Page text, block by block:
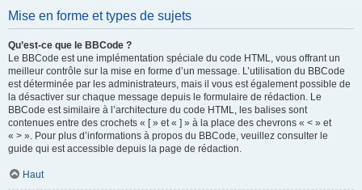
Mise en forme et types de sujets
Qu’est-ce que le BBCode ?
Le BBCode est une implémentation spéciale du code HTML, vous offrant un
meilleur contrôle sur la mise en forme d’un message. L’utilisation du BBCode
est déterminée par les administrateurs, mais il vous est également possible de
la désactiver sur chaque message depuis le formulaire de rédaction. Le
BBCode est similaire à l’architecture du code HTML, les balises sont
contenues entre des crochets « [ » et « ] » à la place des chevrons « < » et
« > ». Pour plus d’informations à propos du BBCode, veuillez consulter le
guide qui est accessible depuis la page de rédaction.
Haut